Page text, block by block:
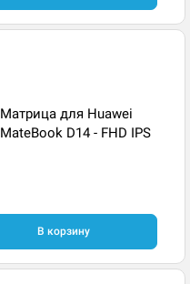
Матрица для Huawei
MateBook D14 - FHD IPS
В корзину